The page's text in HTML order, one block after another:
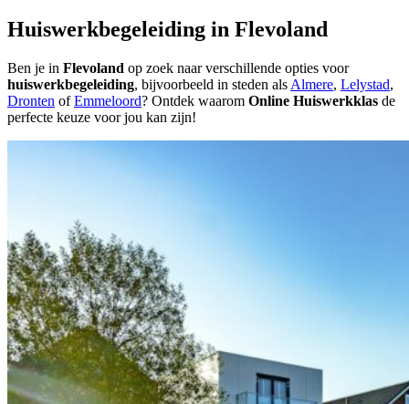
Huiswerk­begeleiding in Flevoland
Ben je in Flevoland op zoek naar verschillende opties voor
huiswerkbegeleiding, bijvoorbeeld in steden als Almere, Lelystad,
Dronten ofEmmeloord? Ontdek waarom Online Huiswerkklas de
perfecte keuze voor jou kan zijn!